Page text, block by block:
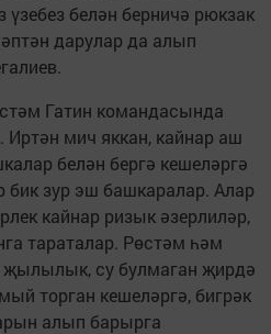
белән берничә рюкзак
дарулар да алып
Гатин командасында
Иртән мич яккан, кайнар аш
белән бергә кешеләргә
бик зур эш башкаралар. Алар
кайнар ризык әзерлиләр,
тараталар. Рөстәм һәм
су булмаган җирдә
торган кешеләргә, бигрәк
алып барырга